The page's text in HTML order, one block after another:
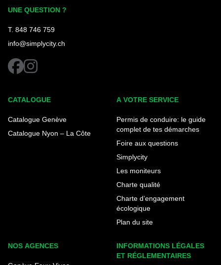
UNE QUESTION ?
T. 848 746 759
info@simplycity.ch
facebookinstagram
CATALOGUE
Catalogue Genève
Catalogue Nyon – La Côte
A VOTRE SERVICE
Permis de conduire: le guide
complet de tes démarches
Foire aux questions
Simplycity
Les moniteurs
Charte qualité
Charte d’engagement
écologique
Plan du site
NOS AGENCES
INFORMATIONS LÉGALES
ET RÉGLEMENTAIRES